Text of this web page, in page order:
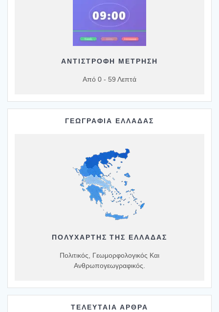
ΑΝΤΙΣΤΡΟΦΗ ΜΕΤΡΗΣΗ
Από 0 - 59 Λεπτά
ΓΕΩΓΡΑΦΙΑ ΕΛΛΑΔΑΣ
ΠΟΛΥΧΆΡΤΗΣ ΤΗΣ ΕΛΛΆΔΑΣ
Πολιτικός, Γεωμορφολογικός Και
Ανθρωπογεωγραφικός.
ΤΕΛΕΥΤΑΙΑ ΑΡΘΡΑ